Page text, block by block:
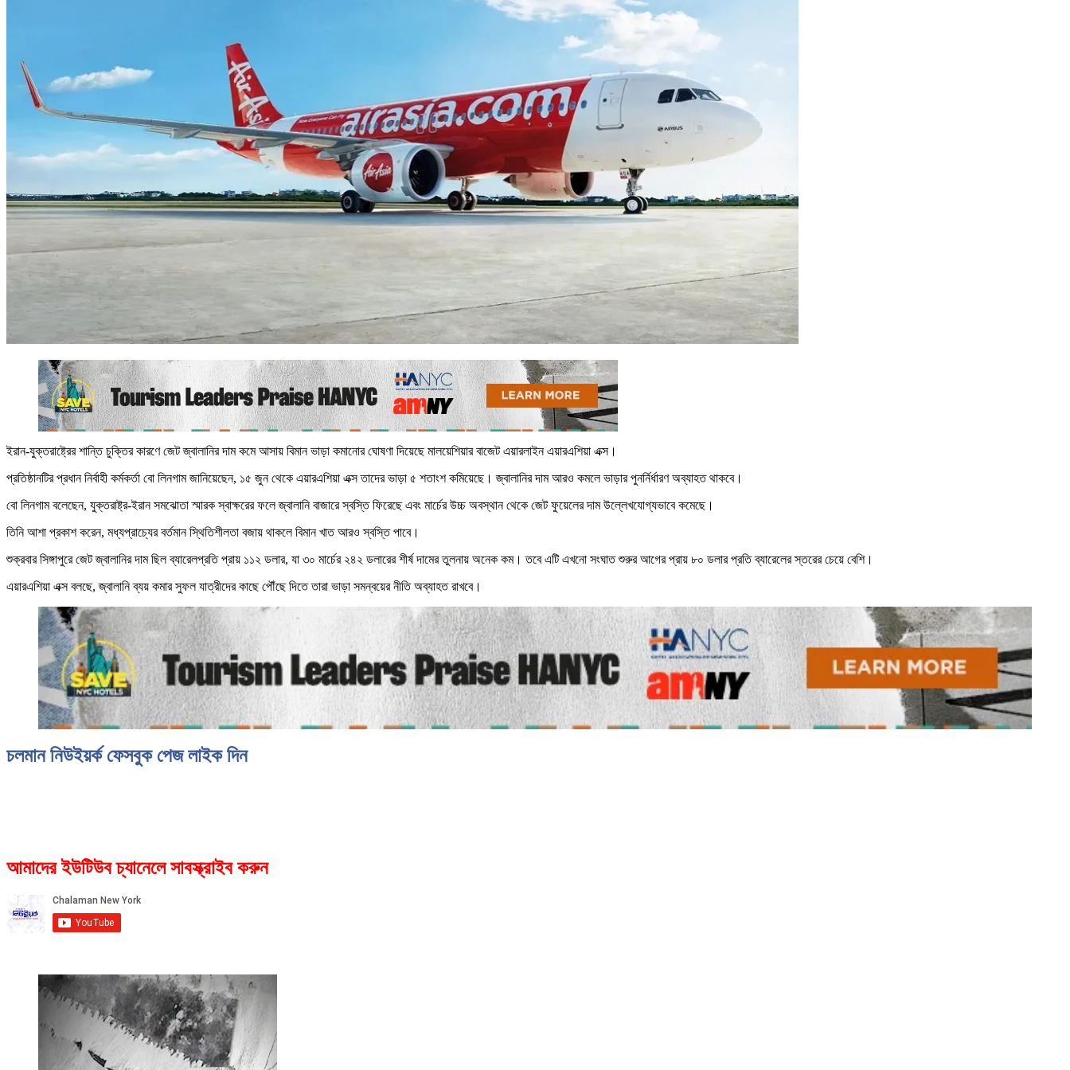
ইরান-যুক্তরাষ্ট্রের শান্তি চুক্তির কারণে জেট জ্বালানির দাম কমে আসায় বিমান ভাড়া কমানোর ঘোষণা দিয়েছে মালয়েশিয়ার বাজেট এয়ারলাইন এয়ারএশিয়া এক্স।
প্রতিষ্ঠানটির প্রধান নির্বাহী কর্মকর্তা বো লিনগাম জানিয়েছেন, ১৫ জুন থেকে এয়ারএশিয়া এক্স তাদের ভাড়া ৫ শতাংশ কমিয়েছে। জ্বালানির দাম আরও কমলে ভাড়ার পুনর্নির্ধারণ অব্যাহত থাকবে।
বো লিনগাম বলেছেন, যুক্তরাষ্ট্র-ইরান সমঝোতা স্মারক স্বাক্ষরের ফলে জ্বালানি বাজারে স্বস্তি ফিরেছে এবং মার্চের উচ্চ অবস্থান থেকে জেট ফুয়েলের দাম উল্লেখযোগ্যভাবে কমেছে।
তিনি আশা প্রকাশ করেন, মধ্যপ্রাচ্যের বর্তমান স্থিতিশীলতা বজায় থাকলে বিমান খাত আরও স্বস্তি পাবে।
শুক্রবার সিঙ্গাপুরে জেট জ্বালানির দাম ছিল ব্যারেলপ্রতি প্রায় ১১২ ডলার, যা ৩০ মার্চের ২৪২ ডলারের শীর্ষ দামের তুলনায় অনেক কম। তবে এটি এখনো সংঘাত শুরুর আগের প্রায় ৮০ ডলার প্রতি ব্যারেলের স্তরের চেয়ে বেশি।
এয়ারএশিয়া এক্স বলছে, জ্বালানি ব্যয় কমার সুফল যাত্রীদের কাছে পৌঁছে দিতে তারা ভাড়া সমন্বয়ের নীতি অব্যাহত রাখবে।
চলমান নিউইয়র্ক ফেসবুক পেজ লাইক দিন
আমাদের ইউটিউব চ্যানেলে সাবস্ক্রাইব করুন